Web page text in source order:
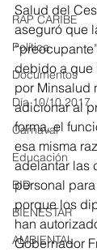
RAP CARIBE
Política
Documentos
Día 10/10 2017
Carnaval
Educación
BID
BIENESTAR
AMBIENTAL
Salud del
aseguró que
debido a que
por Minsalud
adicionar al
forma, el
esa misma
adelantar las
personal
porque los
han
Gobernador